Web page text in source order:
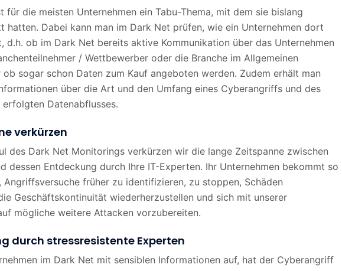
für die meisten Unternehmen ein Tabu-Thema, mit dem sie bislang
hatten. Dabei kann man im Dark Net prüfen, wie ein Unternehmen dort
d.h. ob im Dark Net bereits aktive Kommunikation über das Unternehmen
/ Wettbewerber oder die Branche im Allgemeinen
sogar schon Daten zum Kauf angeboten werden. Zudem erhält man
über die Art und den Umfang eines Cyberangriffs und des
Datenabflusses.
verkürzen
des Dark Net Monitorings verkürzen wir die lange Zeitspanne zwischen
dessen Entdeckung durch Ihre IT-Experten. Ihr Unternehmen bekommt so
früher zu identifizieren, zu stoppen, Schäden
Geschäftskontinuität wiederherzustellen und sich mit unserer
mögliche weitere Attacken vorzubereiten.
durch stressresistente Experten
im Dark Net mit sensiblen Informationen auf, hat der Cyberangriff